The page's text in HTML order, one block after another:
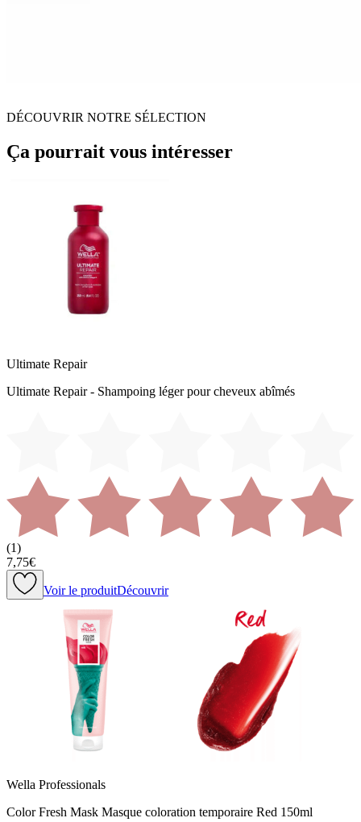
DÉCOUVRIR NOTRE SÉLECTION
Ça pourrait vous intéresser
Ultimate Repair
Ultimate Repair - Shampoing léger pour cheveux abîmés
(1)
7,75€
Voir le produitDécouvrir
Wella Professionals
Color Fresh Mask Masque coloration temporaire Red 150ml